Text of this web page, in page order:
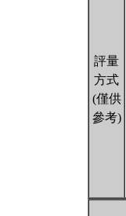
評量
方式
(僅供
參考)